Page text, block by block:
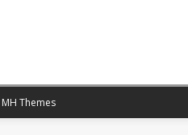
MH Themes